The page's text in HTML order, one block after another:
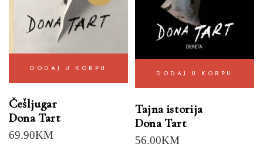
DODAJ U KORPU
Češljugar
Dona Tart
69.90KM
DODAJ U KORPU
Tajna istorija
Dona Tart
56.00KM